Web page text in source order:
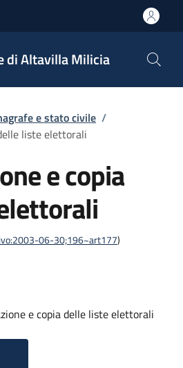
di Altavilla Milicia
e stato civile /
liste elettorali
e copia
06-30;196~art177)
e copia delle liste elettorali